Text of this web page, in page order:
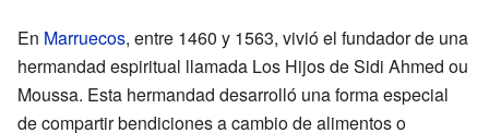
En Marruecos, entre 1460 y 1563, vivió el fundador de una
hermandad espiritual llamada Los Hijos de Sidi Ahmed ou
Moussa. Esta hermandad desarrolló una forma especial
de compartir bendiciones a cambio de alimentos o